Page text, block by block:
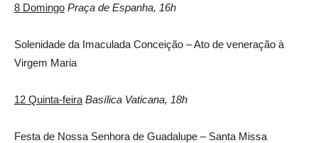
8 Domingo Praça de Espanha, 16h
Solenidade da Imaculada Conceição – Ato de veneração à
Virgem Maria
12 Quinta-feira Basílica Vaticana, 18h
Festa de Nossa Senhora de Guadalupe – Santa Missa